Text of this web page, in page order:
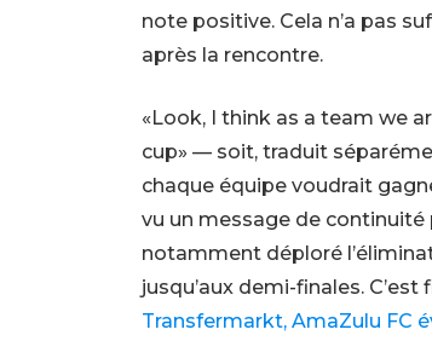
note positive. Cela n’a pas
après la rencontre.
«Look, I think as a team we
cup» — soit, traduit
chaque équipe voudrait
vu un message de continuité
notamment déploré
jusqu’aux demi-finales.
Transfermarkt, AmaZulu FC